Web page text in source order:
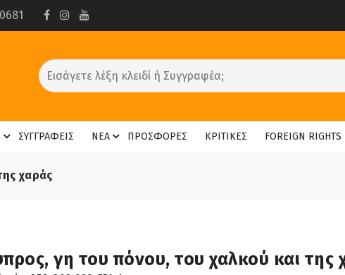
ΣΥΓΓΡΑΦΕΙΣ ΝΕΑ ΠΡΟΣΦΟΡΕΣ ΚΡΙΤΙΚΕΣ FOREIGN RIGHTS
χαράς
γη του πόνου, του χαλκού και της